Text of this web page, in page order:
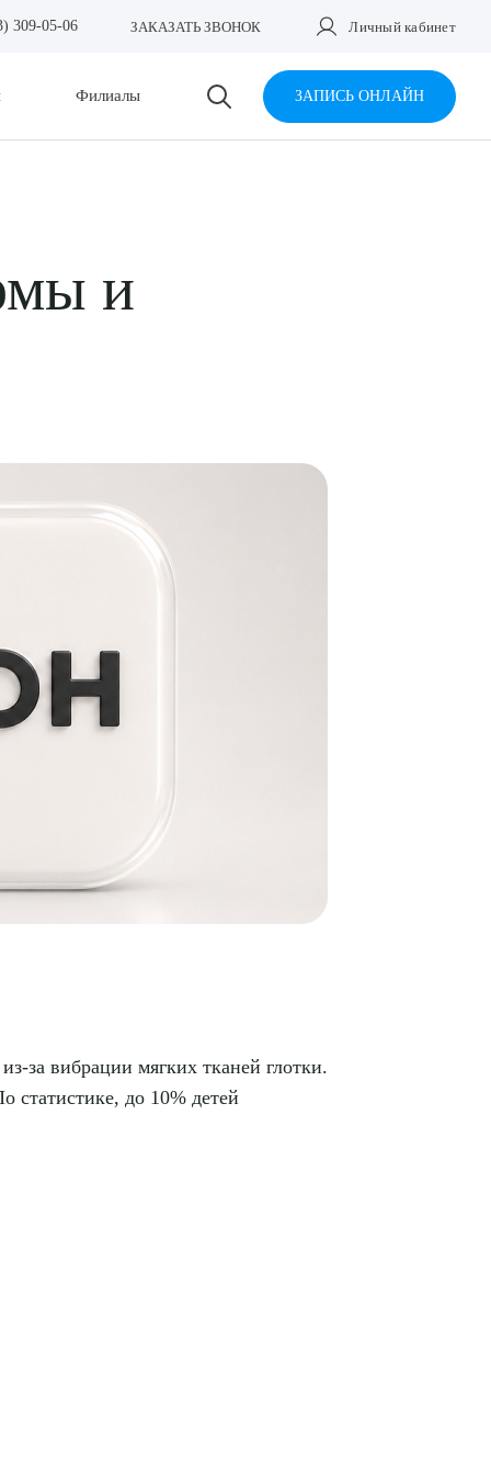
309-05-06 ЗАКАЗАТЬ ЗВОНОК Личный кабинет
Филиалы ЗАПИСЬ ОНЛАЙН
и
за вибрации мягких тканей глотки.
статистике, до 10% детей